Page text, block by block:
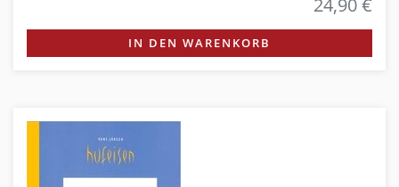
IN DEN WARENKORB